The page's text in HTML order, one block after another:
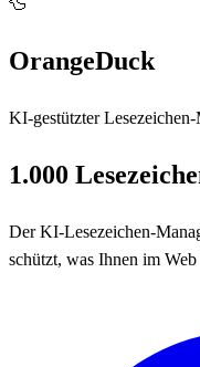
🦆
OrangeDuck
KI-gestützter Lesezeichen-
1.000
Der KI-Lesezeichen-
schützt, was Ihnen im